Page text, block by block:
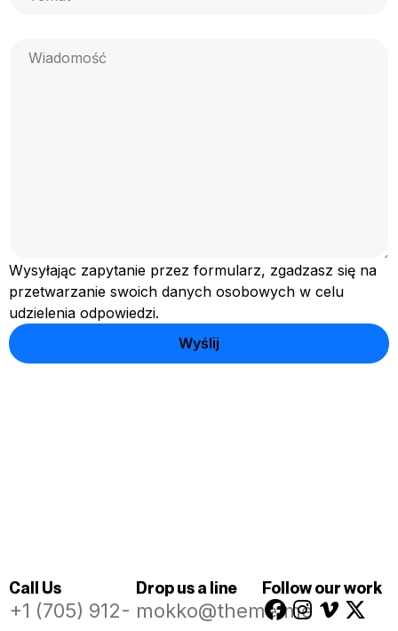
Wysyłając zapytanie przez formularz, zgadzasz się na
przetwarzanie swoich danych osobowych w celu
udzielenia odpowiedzi.
Call Us
+1 (705) 912-
Drop us a line
mokko@theme.me
Follow our work